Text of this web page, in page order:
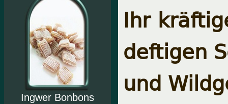
Ingwer Bonbons
Ihr
deftigen
und